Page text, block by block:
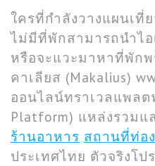
ใครที่กำลังวางแผนเที่
ไม่มีที่พักสามารถนำไ
หรือจะแวะมาหาที่พัก
คาเลียส (Makalius)
ออนไลน์ทราเวลแพลต
Platform) แหล่งรวมแ
ร้านอาหาร สถานที่ท่อ
ประเทศไทย ตัวจริงโ